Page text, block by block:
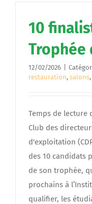
10
Trophée
12/02/2026
restauration, salons,
Temps de lecture
Club des
d'exploitation
des 10 candidats
de son trophée,
prochains à
qualifier, les